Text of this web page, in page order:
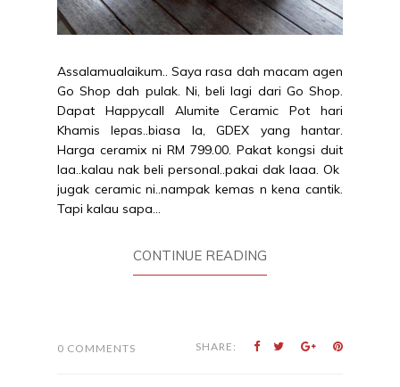
Assalamualaikum.. Saya rasa dah macam agen
Go Shop dah pulak. Ni, beli lagi dari Go Shop.
Dapat Happycall Alumite Ceramic Pot hari
Khamis lepas..biasa la, GDEX yang hantar.
Harga ceramix ni RM 799.00. Pakat kongsi duit
laa..kalau nak beli personal..pakai dak laaa. Ok
jugak ceramic ni..nampak kemas n kena cantik.
Tapi kalau sapa...
CONTINUE READING
0 COMMENTS SHARE: